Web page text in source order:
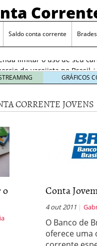
Saldo conta corrente
de varejista no Brasil
Salario BRB
5 de outubro
Universitaria BRB
Eletrônica BRB
4 de
limitar o uso de seu
GRÁFICOS
CORRENTE JOVENS
Conta
4 out 2011
O Banco de
oferece uma